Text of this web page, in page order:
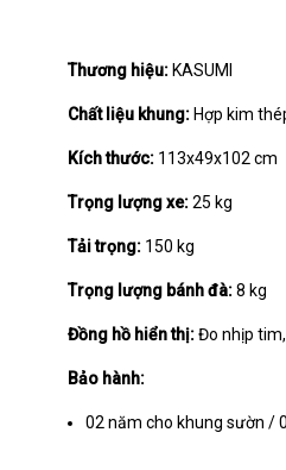
Thương hiệu: KASUMI
Chất liệu khung: Hợp kim
Kích thước: 113x49x102 cm
Trọng lượng xe:25 kg
Tải trọng: 150 kg
Trọng lượng bánh đà:8 kg
Đồng hồ hiển thị:Đo nhịp
Bảo hành:
02 năm cho khung sườn /